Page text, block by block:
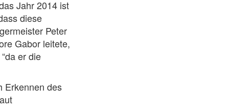
Jahr 2014 ist
diese
Peter
Gabor leitete,
er die
Erkennen des